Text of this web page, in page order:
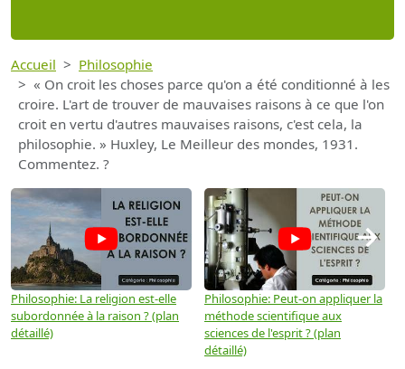
Accueil
Philosophie
« On croit les choses parce qu'on a été conditionné à les
croire. L'art de trouver de mauvaises raisons à ce que l'on
croit en vertu d'autres mauvaises raisons, c'est cela, la
philosophie. » Huxley, Le Meilleur des mondes, 1931.
Commentez. ?
Philosophie: La religion est-elle
subordonnée à la raison ? (plan
détaillé)
Philosophie: Peut-on appliquer la
méthode scientifique aux
sciences de l'esprit ? (plan
détaillé)
→